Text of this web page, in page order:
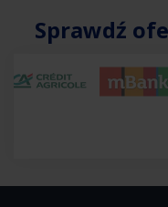
Sprawdź